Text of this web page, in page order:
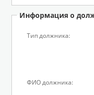
Информация о
Тип должника:
ФИО должника: